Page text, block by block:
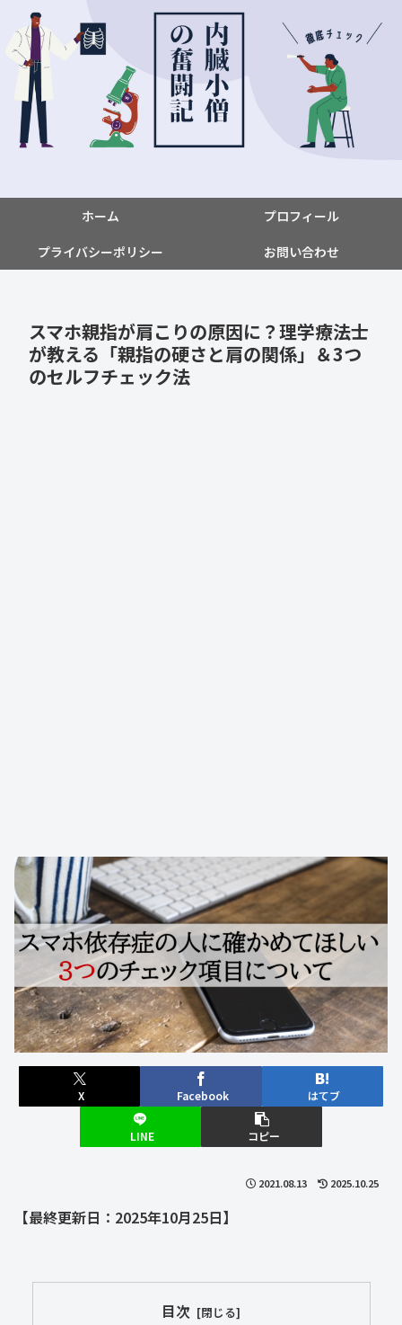
ホーム
プロフィール
プライバシーポリシー
お問い合わせ
スマホ親指が肩こりの原因に？理学療法士
が教える「親指の硬さと肩の関係」＆3つ
のセルフチェック法
X Facebook はてブ
LINE コピー
2021.08.13 2025.10.25
【最終更新日：2025年10月25日】
目次